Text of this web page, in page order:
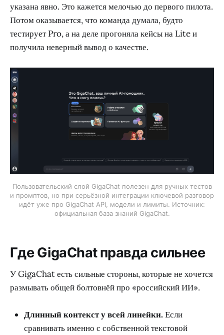
указана явно. Это кажется мелочью до первого пилота.
Потом оказывается, что команда думала, будто
тестирует Pro, а на деле прогоняла кейсы на Lite и
получила неверный вывод о качестве.
Пользовательский слой GigaChat полезен для ручных тестов
и промптов, но при серьёзной интеграции ключевой разговор
идёт уже про GigaChat API, модели и лимиты. Источник:
официальная база знаний GigaChat.
Где GigaChat правда сильнее
У GigaChat есть сильные стороны, которые не хочется
размывать общей болтовнёй про «российский ИИ».
Длинный контекст у всей линейки.Если
сравнивать именно с собственной текстовой